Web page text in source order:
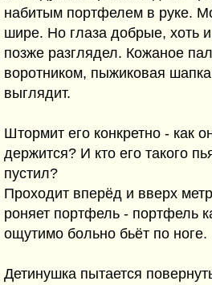
набитым портфелем в руке.
шире. Но глаза добрые, хоть
позже разглядел. Кожаное
воротником, пыжиковая
выглядит.
Штормит его конкретно - как
держится? И кто его такого
пустил?
Проходит вперёд и вверх
роняет портфель - портфель
ощутимо больно бьёт по ноге.
Детинушка пытается